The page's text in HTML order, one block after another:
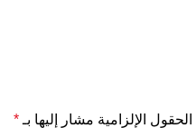
الحقول الإلزامية مشار إليها بـ *